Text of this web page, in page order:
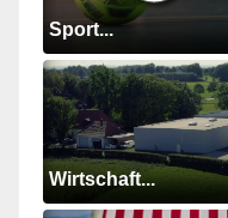
Sport...
Wirtschaft...